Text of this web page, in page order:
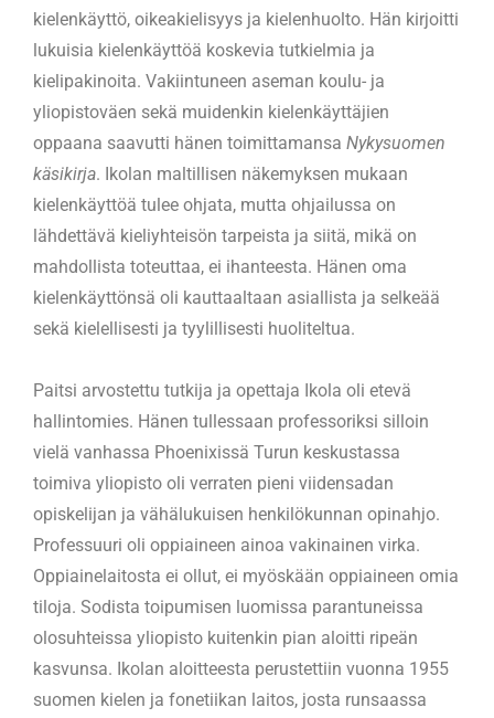
kielenkäyttö, oikeakielisyys ja kielenhuolto. Hän kirjoitti
lukuisia kielenkäyttöä koskevia tutkielmia ja
kielipakinoita. Vakiintuneen aseman koulu- ja
yliopistoväen sekä muidenkin kielenkäyttäjien
oppaana saavutti hänen toimittamansa Nykysuomen
käsikirja. Ikolan maltillisen näkemyksen mukaan
kielenkäyttöä tulee ohjata, mutta ohjailussa on
lähdettävä kieliyhteisön tarpeista ja siitä, mikä on
mahdollista toteuttaa, ei ihanteesta. Hänen oma
kielenkäyttönsä oli kauttaaltaan asiallista ja selkeää
sekä kielellisesti ja tyylillisesti huoliteltua.
Paitsi arvostettu tutkija ja opettaja Ikola oli etevä
hallintomies. Hänen tullessaan professoriksi silloin
vielä vanhassa Phoenixissä Turun keskustassa
toimiva yliopisto oli verraten pieni viidensadan
opiskelijan ja vähälukuisen henkilökunnan opinahjo.
Professuuri oli oppiaineen ainoa vakinainen virka.
Oppiainelaitosta ei ollut, ei myöskään oppiaineen omia
tiloja. Sodista toipumisen luomissa parantuneissa
olosuhteissa yliopisto kuitenkin pian aloitti ripeän
kasvunsa. Ikolan aloitteesta perustettiin vuonna 1955
suomen kielen ja fonetiikan laitos, josta runsaassa